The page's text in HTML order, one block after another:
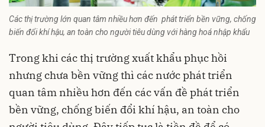
Các thị trường lớn quan tâm nhiều hơn đến phát triển bền vững, chống
biến đổi khí hậu, an toàn cho người tiêu dùng với hàng hoá nhập khẩu
Trong khi các thị trường xuất khẩu phục hồi
nhưng chưa bền vững thì các nước phát triển
quan tâm nhiều hơn đến các vấn đề phát triển
bền vững, chống biến đổi khí hậu, an toàn cho